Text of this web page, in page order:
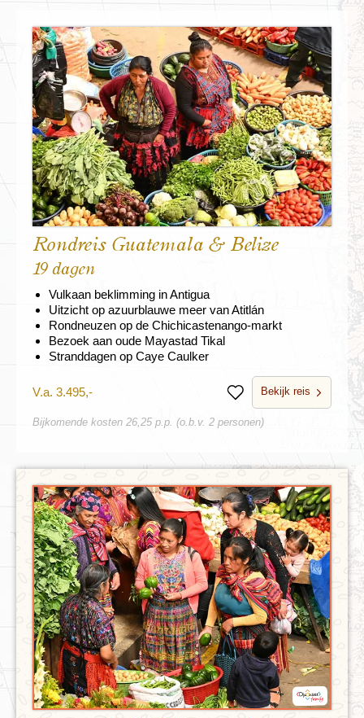
Rondreis Guatemala & Belize
19 dagen
Vulkaan beklimming in Antigua
Uitzicht op azuurblauwe meer van Atitlán
Rondneuzen op de Chichicastenango-markt
Bezoek aan oude Mayastad Tikal
Stranddagen op Caye Caulker
V.a. 3.495,- BewarenBekijk reis
Bijkomende kosten 26,25 p.p. (o.b.v. 2 personen)